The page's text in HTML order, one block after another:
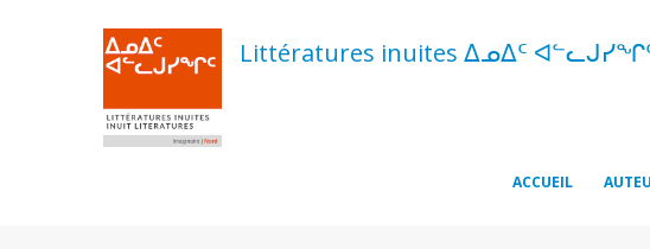
Littératures inuites ᐃᓄᐃᑦ
ACCUEIL